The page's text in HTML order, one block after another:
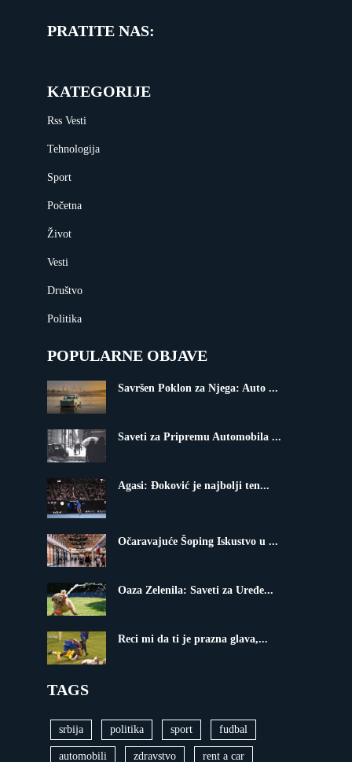
PRATITE NAS:
KATEGORIJE
Rss Vesti
Tehnologija
Sport
Početna
Život
Vesti
Društvo
Politika
POPULARNE OBJAVE
Savršen Poklon za Njega: Auto ...
Saveti za Pripremu Automobila ...
Agasi: Đoković je najbolji ten...
Očaravajuće Šoping Iskustvo u ...
Oaza Zelenila: Saveti za Uređe...
Reci mi da ti je prazna glava,...
TAGS
srbija politika sport fudbal
automobili zdravstvo rent a car